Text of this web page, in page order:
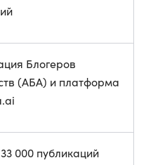
Блогеров
(АБА) и платформа
000 публикаций